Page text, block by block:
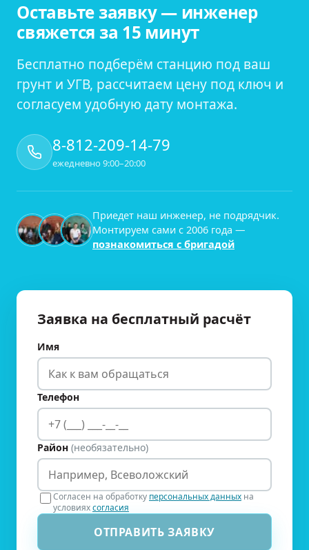
Оставьте заявку — инженер
свяжется за 15 минут
Бесплатно подберём станцию под ваш
грунт и УГВ, рассчитаем цену под ключ и
согласуем удобную дату монтажа.
8-812-209-14-79
ежедневно 9:00–20:00
Приедет наш инженер, не подрядчик.
Монтируем сами с 2006 года —
познакомиться с бригадой
Заявка на бесплатный расчёт
Имя
Телефон
Район (необязательно)
Согласен на обработку персональных данных на
условияхсогласия
ОТПРАВИТЬ ЗАЯВКУ